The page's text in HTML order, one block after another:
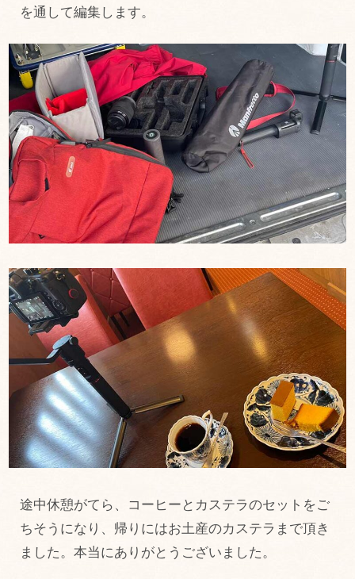
を通して編集します。
途中休憩がてら、コーヒーとカステラのセットをご
ちそうになり、帰りにはお土産のカステラまで頂き
ました。本当にありがとうございました。